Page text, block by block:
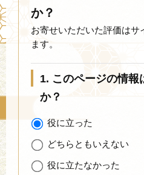
か？
お寄せいただいた評価はサ
ます。
1. このページの情報
か？
役に立った
どちらともいえない
役に立たなかった